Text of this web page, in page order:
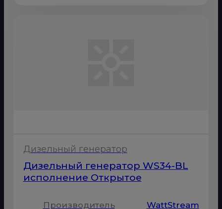
Дизельный генератор
Дизельный генератор WS34-BL
исполнение Открытое
Производитель
WattStream